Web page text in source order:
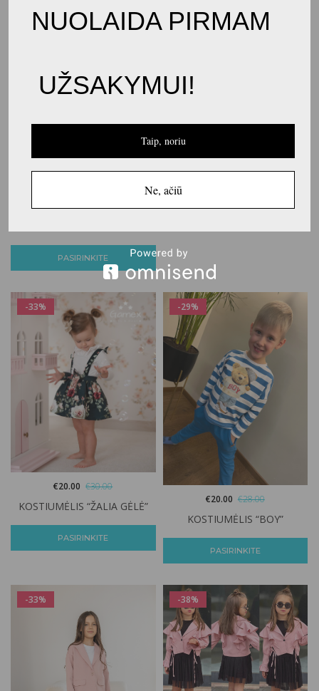
ALL FOR KIDS BLIUZONAS
PASIRINKITE
KOSTIUMĖLIS “KARLOTA”
€20.00 €28.00
PASIRINKITE
-33%
KOSTIUMĖLIS “ŽALIA GĖLĖ”
€20.00 €30.00
PASIRINKITE
-29%
KOSTIUMĖLIS “BOY”
€20.00 €28.00
PASIRINKITE
-33% -38%
NUOLAIDA PIRMAM
UŽSAKYMUI!
Taip, noriu
Ne, ačiū